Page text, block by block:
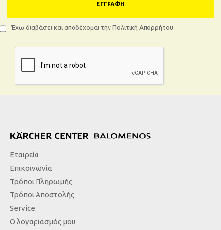
ΕΓΓΡΑΦΉ
Έχω διαβάσει και αποδέχομαι την Πολιτική Απορρήτου
Εταιρεία
Επικοινωνία
Τρόποι Πληρωμής
Τρόποι Αποστολής
Service
Ο λογαριασμός μου